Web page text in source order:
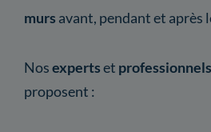
murs avant, pendant et après
Nosexpertset
proposent :